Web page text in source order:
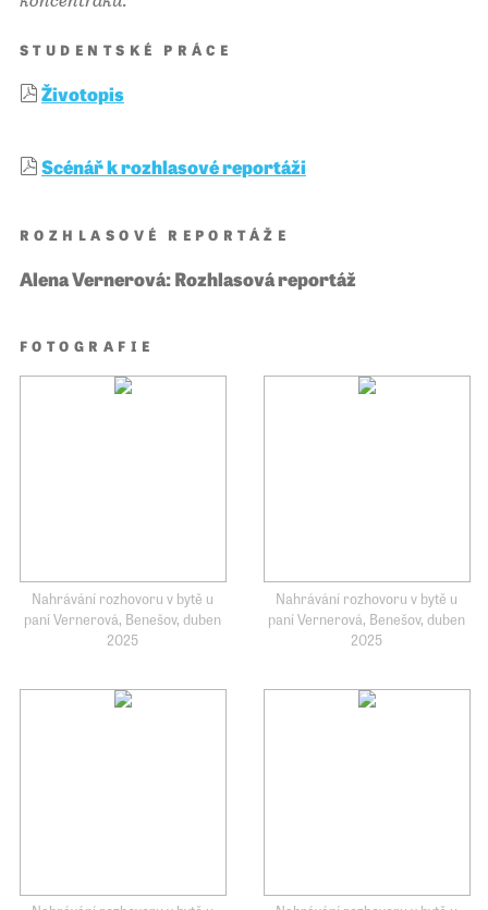
STUDENTSKÉ PRÁCE
Životopis
Scénář k rozhlasové reportáži
ROZHLASOVÉ REPORTÁŽE
Alena Vernerová: Rozhlasová reportáž
FOTOGRAFIE
Nahrávání rozhovoru v bytě u
paní Vernerová, Benešov, duben
2025
Nahrávání rozhovoru v bytě u
paní Vernerová, Benešov, duben
2025